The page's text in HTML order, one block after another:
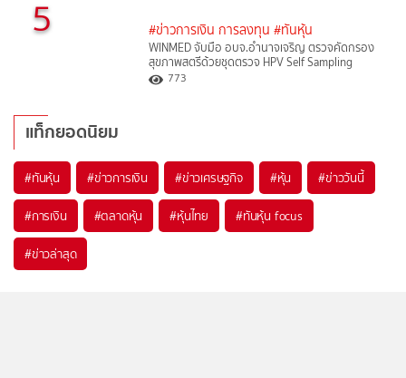
5 #ข่าวการเงิน การลงทุน #ทันหุ้น
WINMED จับมือ อบจ.อำนาจเจริญ ตรวจคัดกรอง
สุขภาพสตรีด้วยชุดตรวจ HPV Self Sampling
773
แท็กยอดนิยม
#ทันหุ้น #ข่าวการเงิน #ข่าวเศรษฐกิจ #หุ้น #ข่าววันนี้
#การเงิน #ตลาดหุ้น #หุ้นไทย #ทันหุ้น focus
#ข่าวล่าสุด